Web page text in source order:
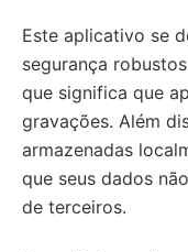
Este aplicativo se
segurança
que significa que
gravações. Além
armazenadas
que seus dados
de terceiros.